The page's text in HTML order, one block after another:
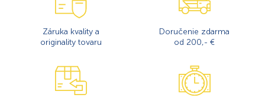
Záruka kvality a
originality tovaru
Doručenie zdarma
od 200,- €